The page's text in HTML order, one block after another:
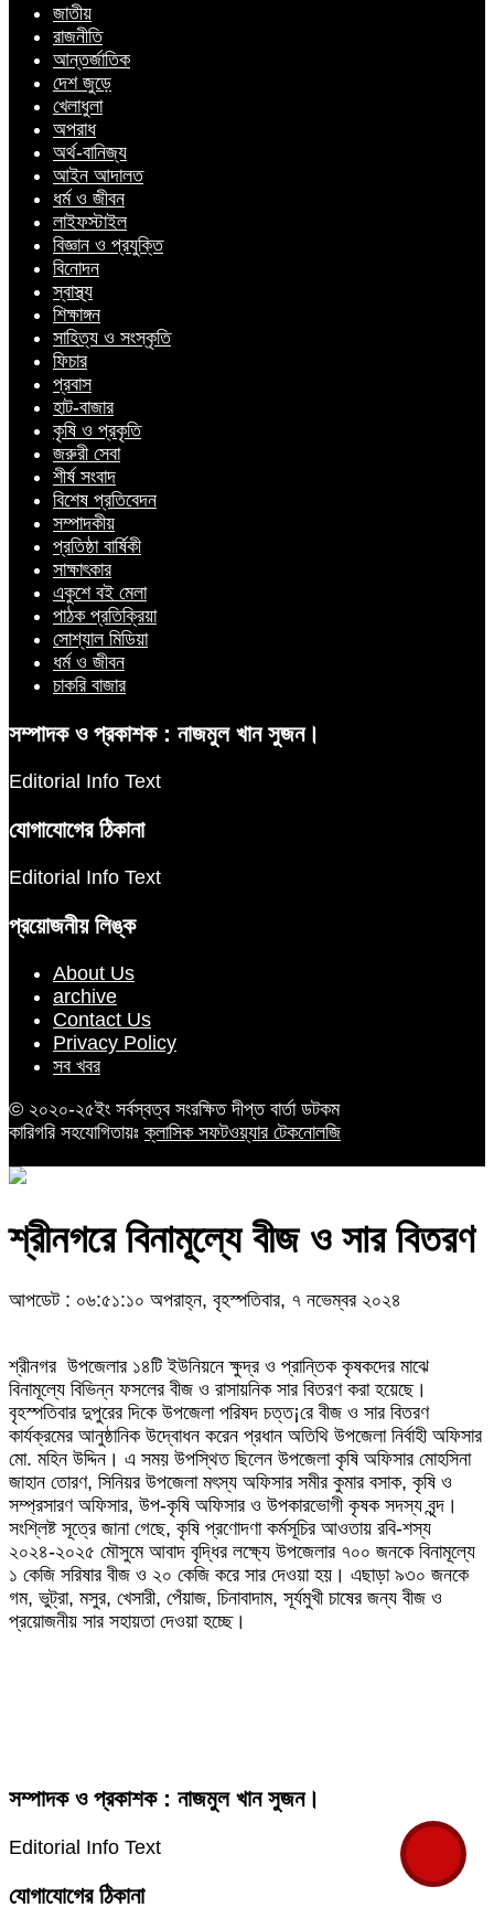
জাতীয়
রাজনীতি
আন্তর্জাতিক
দেশ জুড়ে
খেলাধুলা
অপরাধ
অর্থ-বানিজ্য
আইন আদালত
ধর্ম ও জীবন
লাইফস্টাইল
বিজ্ঞান ও প্রযুক্তি
বিনোদন
স্বাস্থ্য
শিক্ষাঙ্গন
সাহিত্য ও সংস্কৃতি
ফিচার
প্রবাস
হাট-বাজার
কৃষি ও প্রকৃতি
জরুরী সেবা
শীর্ষ সংবাদ
বিশেষ প্রতিবেদন
সম্পাদকীয়
প্রতিষ্ঠা বার্ষিকী
সাক্ষাৎকার
একুশে বই মেলা
পাঠক প্রতিক্রিয়া
সোশ্যাল মিডিয়া
ধর্ম ও জীবন
চাকরি বাজার
সম্পাদক ও প্রকাশক : নাজমুল খান সুজন।
Editorial Info Text
যোগাযোগের ঠিকানা
Editorial Info Text
প্রয়োজনীয় লিঙ্ক
About Us
archive
Contact Us
Privacy Policy
সব খবর
© ২০২০-২৫ইং সর্বস্বত্ব সংরক্ষিত দীপ্ত বার্তা ডটকম
কারিগরি সহযোগিতায়ঃক্লাসিক সফটওয়্যার টেকনোলজি
শ্রীনগরে বিনামূল্যে বীজ ও সার বিতরণ
আপডেট : ০৬:৫১:১০ অপরাহ্ন, বৃহস্পতিবার, ৭ নভেম্বর ২০২৪
শ্রীনগর উপজেলার ১৪টি ইউনিয়নে ক্ষুদ্র ও প্রান্তিক কৃষকদের মাঝে
বিনামূল্যে বিভিন্ন ফসলের বীজ ও রাসায়নিক সার বিতরণ করা হয়েছে।
বৃহস্পতিবার দুপুরের দিকে উপজেলা পরিষদ চত্ত¡রে বীজ ও সার বিতরণ
কার্যক্রমের আনুষ্ঠানিক উদ্বোধন করেন প্রধান অতিথি উপজেলা নির্বাহী অফিসার
মো. মহিন উদ্দিন। এ সময় উপস্থিত ছিলেন উপজেলা কৃষি অফিসার মোহসিনা
জাহান তোরণ, সিনিয়র উপজেলা মৎস্য অফিসার সমীর কুমার বসাক, কৃষি ও
সম্প্রসারণ অফিসার, উপ-কৃষি অফিসার ও উপকারভোগী কৃষক সদস্য বৃন্দ।
সংশ্লিষ্ট সূত্রে জানা গেছে, কৃষি প্রণোদণা কর্মসূচির আওতায় রবি-শস্য
২০২৪-২০২৫ মৌসুমে আবাদ বৃদ্ধির লক্ষ্যে উপজেলার ৭০০ জনকে বিনামূল্যে
১ কেজি সরিষার বীজ ও ২০ কেজি করে সার দেওয়া হয়। এছাড়া ৯৩০ জনকে
গম, ভুট্রা, মসুর, খেসারী, পেঁয়াজ, চিনাবাদাম, সূর্যমুখী চাষের জন্য বীজ ও
প্রয়োজনীয় সার সহায়তা দেওয়া হচ্ছে।
সম্পাদক ও প্রকাশক : নাজমুল খান সুজন।
Editorial Info Text
যোগাযোগের ঠিকানা